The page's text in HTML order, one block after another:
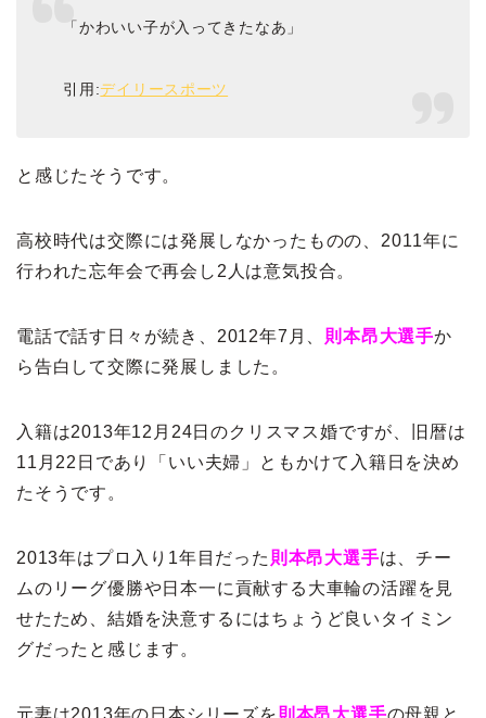
「かわいい子が入ってきたなあ」
引用:デイリースポーツ
と感じたそうです。
高校時代は交際には発展しなかったものの、2011年に
行われた忘年会で再会し2人は意気投合。
電話で話す日々が続き、2012年7月、 則本昂大選手か
ら告白して交際に発展しました。
入籍は2013年12月24日のクリスマス婚ですが、旧暦は
11月22日であり「いい夫婦」ともかけて入籍日を決め
たそうです。
2013年はプロ入り1年目だった 則本昂大選手は、チー
ムのリーグ優勝や日本一に貢献する大車輪の活躍を見
せたため、結婚を決意するにはちょうど良いタイミン
グだったと感じます。
元妻は2013年の日本シリーズを則本昂大選手の母親と